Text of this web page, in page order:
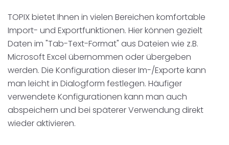
TOPIX bietet Ihnen in vielen Bereichen komfortable
Import- und Exportfunktionen. Hier können gezielt
Daten im "Tab-Text-Format" aus Dateien wie z.B.
Microsoft Excel übernommen oder übergeben
werden. Die Konfiguration dieser Im-/Exporte kann
man leicht in Dialogform festlegen. Häufiger
verwendete Konfigurationen kann man auch
abspeichern und bei späterer Verwendung direkt
wieder aktivieren.